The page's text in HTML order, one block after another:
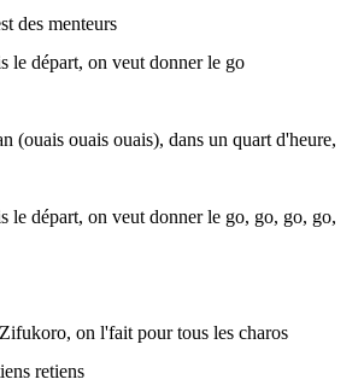
des menteurs
le départ, on veut donner le go
(ouais ouais ouais), dans un quart d'heure,
le départ, on veut donner le go, go, go, go,
on l'fait pour tous les charos
retiens